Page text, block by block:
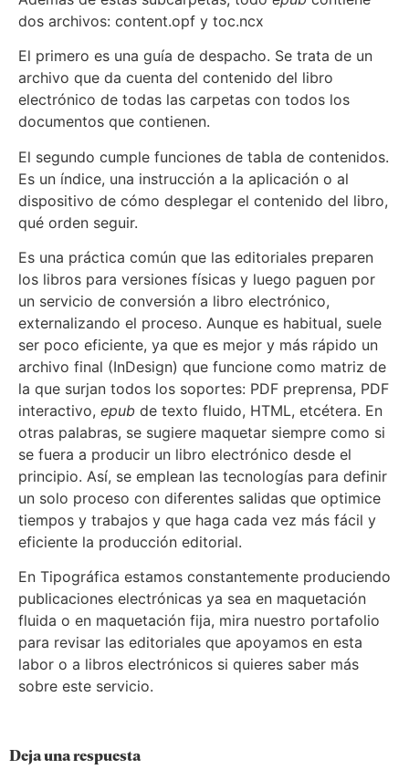
dos archivos: content.opf y toc.ncx
El primero es una guía de despacho. Se trata de un
archivo que da cuenta del contenido del libro
electrónico de todas las carpetas con todos los
documentos que contienen.
El segundo cumple funciones de tabla de contenidos.
Es un índice, una instrucción a la aplicación o al
dispositivo de cómo desplegar el contenido del libro,
qué orden seguir.
Es una práctica común que las editoriales preparen
los libros para versiones físicas y luego paguen por
un servicio de conversión a libro electrónico,
externalizando el proceso. Aunque es habitual, suele
ser poco eficiente, ya que es mejor y más rápido un
archivo final (InDesign) que funcione como matriz de
la que surjan todos los soportes: PDF preprensa, PDF
interactivo, epub de texto fluido, HTML, etcétera. En
otras palabras, se sugiere maquetar siempre como si
se fuera a producir un libro electrónico desde el
principio. Así, se emplean las tecnologías para definir
un solo proceso con diferentes salidas que optimice
tiempos y trabajos y que haga cada vez más fácil y
eficiente la producción editorial.
En Tipográfica estamos constantemente produciendo
publicaciones electrónicas ya sea en maquetación
fluida o en maquetación fija, mira nuestro portafolio
para revisar las editoriales que apoyamos en esta
labor o a libros electrónicos si quieres saber más
sobre este servicio.
Deja una respuesta